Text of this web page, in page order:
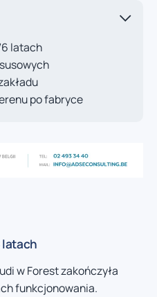
latach
po fabryce
latach
w Forest zakończyła
funkcjonowania.